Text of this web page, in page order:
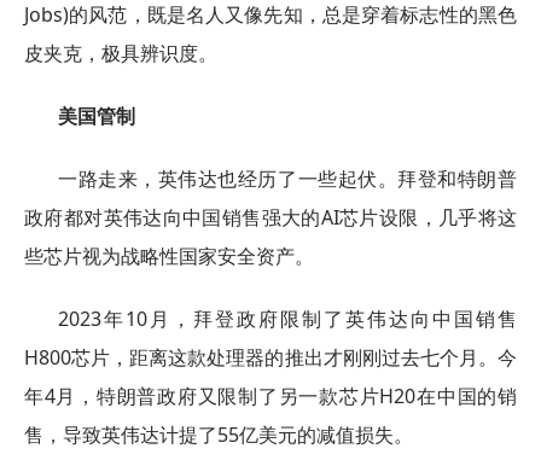
Jobs)的风范，既是名人又像先知，总是穿着标志性的黑色
皮夹克，极具辨识度。
美国管制
一路走来，英伟达也经历了一些起伏。拜登和特朗普
政府都对英伟达向中国销售强大的AI芯片设限，几乎将这
些芯片视为战略性国家安全资产。
2023年10月，拜登政府限制了英伟达向中国销售
H800芯片，距离这款处理器的推出才刚刚过去七个月。今
年4月，特朗普政府又限制了另一款芯片H20在中国的销
售，导致英伟达计提了55亿美元的减值损失。